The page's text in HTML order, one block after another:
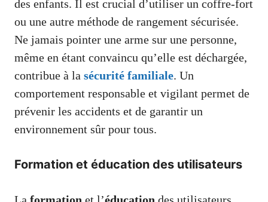
des enfants. Il est crucial d’utiliser un coffre-fort
ou une autre méthode de rangement sécurisée.
Ne jamais pointer une arme sur une personne,
même en étant convaincu qu’elle est déchargée,
contribue à la sécurité familiale. Un
comportement responsable et vigilant permet de
prévenir les accidents et de garantir un
environnement sûr pour tous.
Formation et éducation des utilisateurs